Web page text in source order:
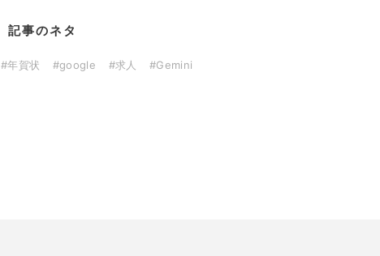
記事のネタ
#年賀状 #google #求人
#Gemini